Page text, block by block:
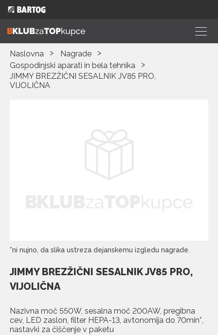
Naslovna
Nagrade
Gospodinjski aparati in bela tehnika
JIMMY BREZŽIČNI SESALNIK JV85 PRO,
VIJOLIČNA
*ni nujno, da slika ustreza dejanskemu izgledu nagrade.
JIMMY BREZŽIČNI SESALNIK JV85 PRO,
VIJOLIČNA
Nazivna moč 550W, sesalna moč 200AW, pregibna
cev, LED zaslon, filter HEPA-13, avtonomija do 70min*,
nastavki za čiščenje v paketu